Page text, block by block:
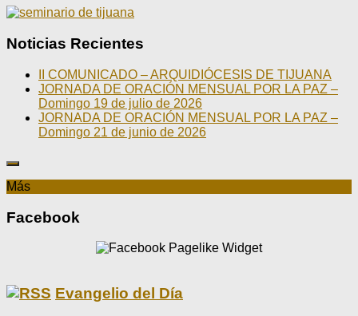
Noticias Recientes
II COMUNICADO – ARQUIDIÓCESIS DE TIJUANA
JORNADA DE ORACIÓN MENSUAL POR LA PAZ –
Domingo 19 de julio de 2026
JORNADA DE ORACIÓN MENSUAL POR LA PAZ –
Domingo 21 de junio de 2026
Más
Facebook
Evangelio del Día